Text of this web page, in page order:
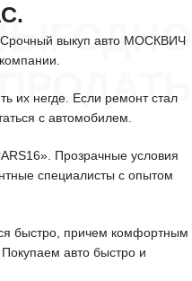
выкуп авто МОСКВИЧ
их негде. Если ремонт стал
с автомобилем.
Прозрачные условия
специалисты с опытом
быстро, причем комфортным
авто быстро и